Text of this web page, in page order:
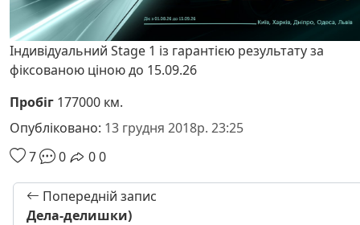
Індивідуальний Stage 1 із гарантією результату за
фіксованою ціною до 15.09.26
Пробіг 177000 км.
Опубліковано: 13 грудня 2018р. 23:25
7
0 00
Попередній запис
Дела-делишки)